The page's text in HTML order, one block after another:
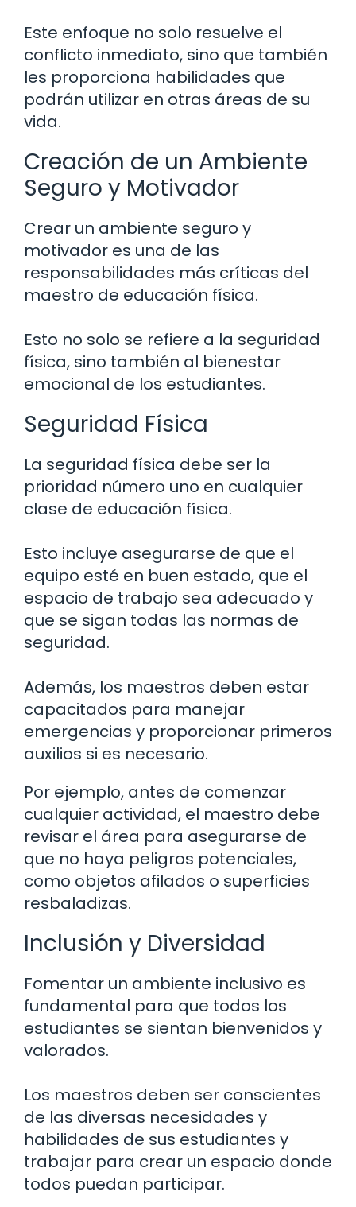
Este enfoque no solo resuelve el
conflicto inmediato, sino que también
les proporciona habilidades que
podrán utilizar en otras áreas de su
vida.
Creación de un Ambiente
Seguro y Motivador
Crear un ambiente seguro y
motivador es una de las
responsabilidades más críticas del
maestro de educación física.
Esto no solo se refiere a la seguridad
física, sino también al bienestar
emocional de los estudiantes.
Seguridad Física
La seguridad física debe ser la
prioridad número uno en cualquier
clase de educación física.
Esto incluye asegurarse de que el
equipo esté en buen estado, que el
espacio de trabajo sea adecuado y
que se sigan todas las normas de
seguridad.
Además, los maestros deben estar
capacitados para manejar
emergencias y proporcionar primeros
auxilios si es necesario.
Por ejemplo, antes de comenzar
cualquier actividad, el maestro debe
revisar el área para asegurarse de
que no haya peligros potenciales,
como objetos afilados o superficies
resbaladizas.
Inclusión y Diversidad
Fomentar un ambiente inclusivo es
fundamental para que todos los
estudiantes se sientan bienvenidos y
valorados.
Los maestros deben ser conscientes
de las diversas necesidades y
habilidades de sus estudiantes y
trabajar para crear un espacio donde
todos puedan participar.